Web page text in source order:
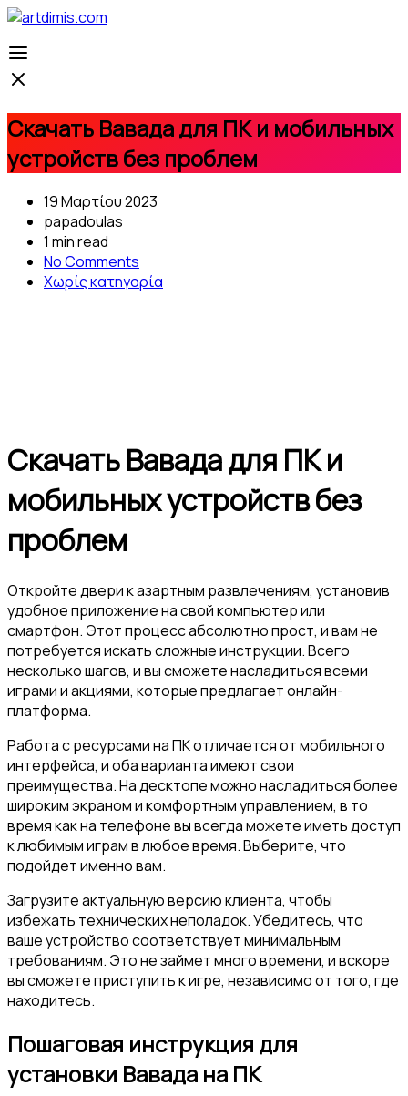
Скачать Вавада для ПК и мобильных
устройств без проблем
19 Μαρτίου 2023
papadoulas
1 min read
No Comments
Χωρίς κατηγορία
Скачать Вавада для ПК и
мобильных устройств без
проблем
Откройте двери к азартным развлечениям, установив
удобное приложение на свой компьютер или
смартфон. Этот процесс абсолютно прост, и вам не
потребуется искать сложные инструкции. Всего
несколько шагов, и вы сможете насладиться всеми
играми и акциями, которые предлагает онлайн-
платформа.
Работа с ресурсами на ПК отличается от мобильного
интерфейса, и оба варианта имеют свои
преимущества. На десктопе можно насладиться более
широким экраном и комфортным управлением, в то
время как на телефоне вы всегда можете иметь доступ
к любимым играм в любое время. Выберите, что
подойдет именно вам.
Загрузите актуальную версию клиента, чтобы
избежать технических неполадок. Убедитесь, что
ваше устройство соответствует минимальным
требованиям. Это не займет много времени, и вскоре
вы сможете приступить к игре, независимо от того, где
находитесь.
Пошаговая инструкция для
установки Вавада на ПК